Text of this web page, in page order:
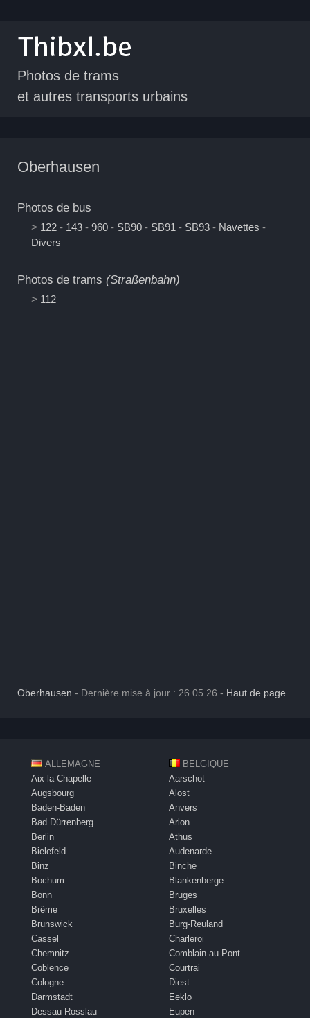
Photos de trams
et autres transports urbains
Oberhausen
Photos de bus
> 122 - 143 - 960 - SB90 - SB91 - SB93 - Navettes -
Divers
Photos de trams (Straßenbahn)
> 112
Oberhausen - Dernière mise à jour : 26.05.26 - Haut de page
ALLEMAGNE
Aix-la-Chapelle
Augsbourg
Baden-Baden
Bad Dürrenberg
Berlin
Bielefeld
Binz
Bochum
Bonn
Brême
Brunswick
Cassel
Chemnitz
Coblence
Cologne
Darmstadt
Dessau-Rosslau
BELGIQUE
Aarschot
Alost
Anvers
Arlon
Athus
Audenarde
Binche
Blankenberge
Bruges
Bruxelles
Burg-Reuland
Charleroi
Comblain-au-Pont
Courtrai
Diest
Eeklo
Eupen